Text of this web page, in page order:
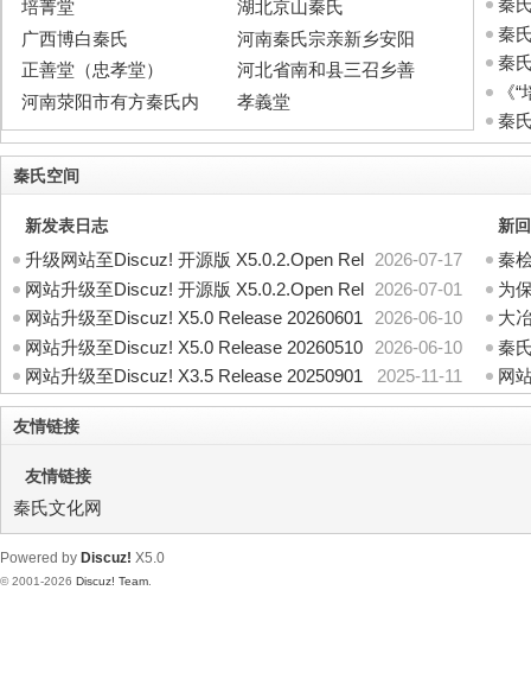
培菁堂
湖北京山秦氏
广西博白秦氏
河南秦氏宗亲新乡安阳
正善堂（忠孝堂）
河北省南和县三召乡善
河南荥阳市有方秦氏内
孝義堂
秦
秦
秦
《
秦
秦氏空间
新发表日志
2026-07-17
升级网站至Discuz! 开源版 X5.0.2.Open Rel
2026-07-01
网站升级至Discuz! 开源版 X5.0.2.Open Rel
2026-06-10
网站升级至Discuz! X5.0 Release 20260601
2026-06-10
网站升级至Discuz! X5.0 Release 20260510
2025-11-11
网站升级至Discuz! X3.5 Release 20250901
新
秦
为
大
秦
网
友情链接
友情链接
秦氏文化网
Powered by Discuz! X5.0
© 2001-2026 Discuz! Team